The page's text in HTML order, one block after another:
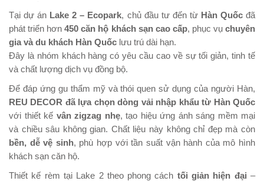
Tại dự án Lake 2 – Ecopark, chủ đầu tư đến từ Hàn Quốcđã
phát triển hơn450 căn hộ khách sạn cao cấp, phục vụ chuyên
gia và du khách Hàn Quốc lưu trú dài hạn.
Đây là nhóm khách hàng có yêu cầu cao về sự tối giản, tinh tế
và chất lượng dịch vụ đồng bộ.
Để đáp ứng gu thẩm mỹ và thói quen sử dụng của người Hàn,
REU DECOR đã lựa chọn dòng vải nhập khẩu từ Hàn Quốc
với thiết kế vân zigzag nhẹ, tạo hiệu ứng ánh sáng mềm mại
và chiều sâu không gian. Chất liệu này không chỉ đẹp mà còn
bền, dễ vệ sinh, phù hợp với tần suất vận hành của mô hình
khách sạn căn hộ.
Thiết kế rèm tại Lake 2 theo phong cách tối giản hiện đại –